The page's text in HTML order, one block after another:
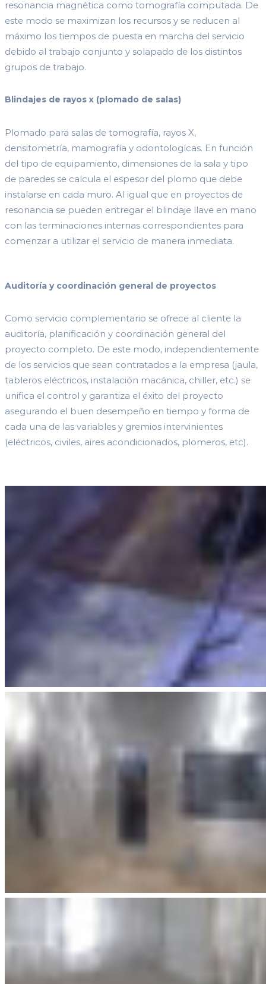
resonancia magnética como tomografía computada. De
este modo se maximizan los recursos y se reducen al
máximo los tiempos de puesta en marcha del servicio
debido al trabajo conjunto y solapado de los distintos
grupos de trabajo.
Blindajes de rayos x (plomado de salas)
Plomado para salas de tomografía, rayos X,
densitometría, mamografía y odontologícas. En función
del tipo de equipamiento, dimensiones de la sala y tipo
de paredes se calcula el espesor del plomo que debe
instalarse en cada muro. Al igual que en proyectos de
resonancia se pueden entregar el blindaje llave en mano
con las terminaciones internas correspondientes para
comenzar a utilizar el servicio de manera inmediata.
Auditoría y coordinación general de proyectos
Como servicio complementario se ofrece al cliente la
auditoría, planificación y coordinación general del
proyecto completo. De este modo, independientemente
de los servicios que sean contratados a la empresa (jaula,
tableros eléctricos, instalación macánica, chiller, etc.) se
unifica el control y garantiza el éxito del proyecto
asegurando el buen desempeño en tiempo y forma de
cada una de las variables y gremios intervinientes
(eléctricos, civiles, aires acondicionados, plomeros, etc).